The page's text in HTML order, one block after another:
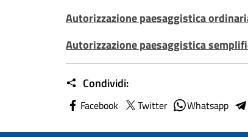
Autorizzazione paesaggistica
Autorizzazione paesaggistica
Condividi:
Facebook Twitter Whatsapp